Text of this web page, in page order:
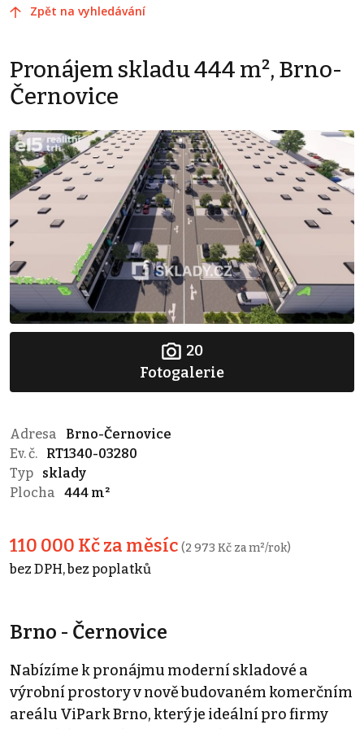
Zpět na vyhledávání
Pronájem skladu 444 m², Brno-
Černovice
20
Fotogalerie
Adresa
Brno-Černovice
Ev. č.
RT1340-03280
Typ
sklady
Plocha
444 m²
110 000 Kč za měsíc (2 973 Kč za m²/rok)
bez DPH, bez poplatků
Brno - Černovice
Nabízíme k pronájmu moderní skladové a
výrobní prostory v nově budovaném komerčním
areálu ViPark Brno, který je ideální pro firmy